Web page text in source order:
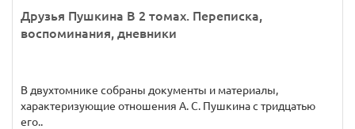
Друзья Пушкина В 2 томах. Переписка,
воспоминания, дневники
В двухтомнике собраны документы и материалы,
характеризующие отношения А. С. Пушкина с тридцатью
его..